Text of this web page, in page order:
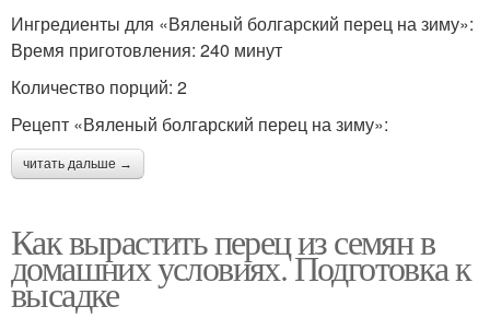
Ингредиенты для «Вяленый болгарский перец на зиму»:
Время приготовления: 240 минут
Количество порций: 2
Рецепт «Вяленый болгарский перец на зиму»:
читать дальше →
Как вырастить перец из семян в
домашних условиях. Подготовка к
высадке